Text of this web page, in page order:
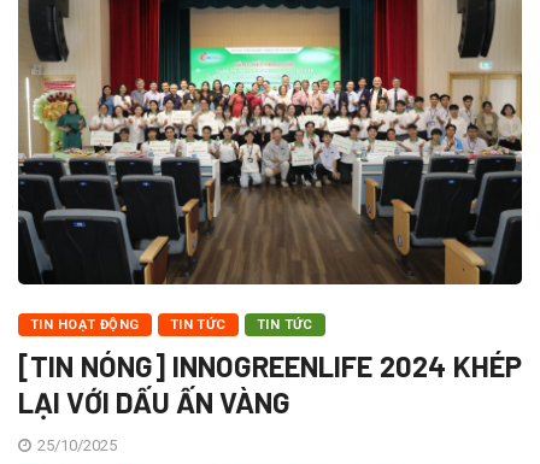
TIN HOẠT ĐỘNG TIN TỨC TIN TỨC
[TIN NÓNG] INNOGREENLIFE 2024 KHÉP
LẠI VỚI DẤU ẤN VÀNG
25/10/2025